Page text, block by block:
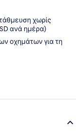
χωρίς
ανά ημέρα)
οχημάτων για τη